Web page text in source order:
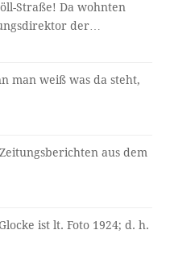
Straße! Da wohnten
der…
man weiß was da steht,
aus dem
ist lt. Foto 1924; d. h.